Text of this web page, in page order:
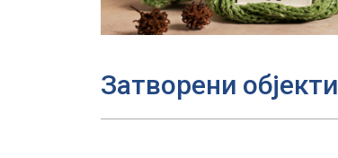
Затворени објекти